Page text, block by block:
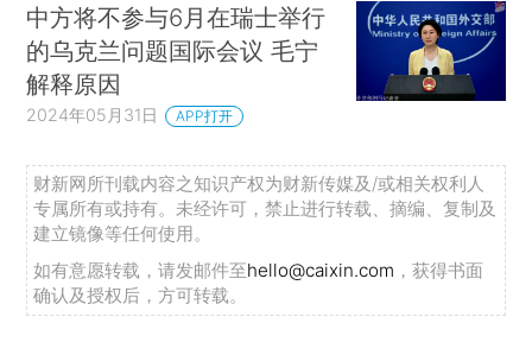
中方将不参与6月在瑞士举行
的乌克兰问题国际会议 毛宁
解释原因
2024年05月31日 APP打开
财新网所刊载内容之知识产权为财新传媒及/或相关权利人
专属所有或持有。未经许可，禁止进行转载、摘编、复制及
建立镜像等任何使用。
如有意愿转载，请发邮件至hello@caixin.com ，获得书面
确认及授权后，方可转载。